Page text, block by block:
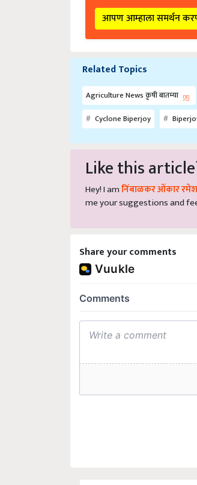
आपण आम्हाला समर्थन
Related Topics
Agriculture News कृषी बातम्या
Cyclone Biperjoy
Like this
Hey! I amनिंबाळकर ओंकार रमेश
me your suggestions and
Share your comments